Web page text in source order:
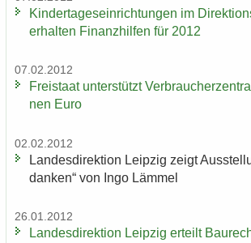
Kin­der­ta­ges­ein­rich­tun­gen im
er­hal­ten Fi­nanz­hil­fen für 2012
07.02.2012
Frei­staat un­ter­stützt
nen Euro
02.02.2012
Lan­des­di­rek­ti­on Leip­zig zeigt
dan­ken“ von Ingo Läm­mel
26.01.2012
Lan­des­di­rek­ti­on Leip­zig er­teilt